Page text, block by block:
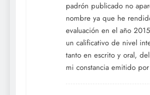
padrón publicado no
nombre ya que he
evaluación en el año
un calificativo de nivel
tanto en escrito y oral,
mi constancia emitido por